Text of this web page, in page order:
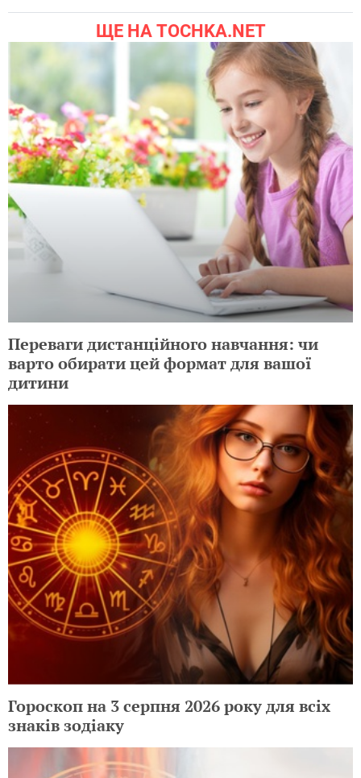
ЩЕ НА TOCHKA.NET
Переваги дистанційного навчання: чи
варто обирати цей формат для вашої
дитини
Гороскоп на 3 серпня 2026 року для всіх
знаків зодіаку